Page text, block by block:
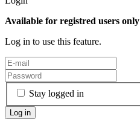
Available for registred users only
Log in to use this feature.
Stay logged in